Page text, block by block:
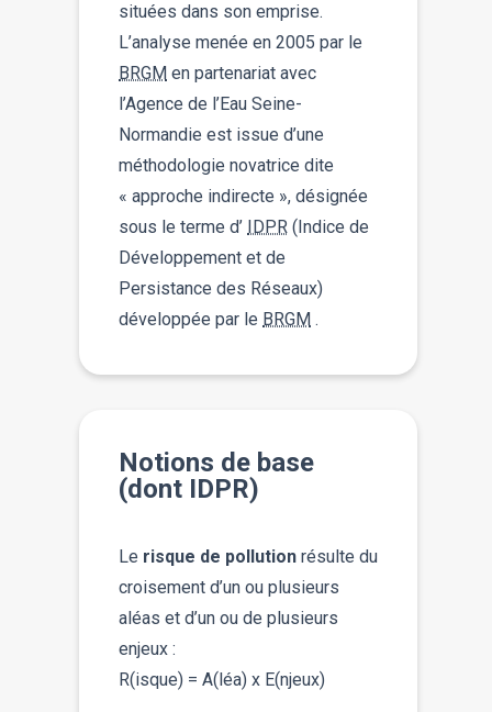
situées dans son emprise.
L’analyse menée en 2005 par le
BRGM en partenariat avec
l’Agence de l’Eau Seine-
Normandie est issue d’une
méthodologie novatrice dite
« approche indirecte », désignée
sous le terme d’ IDPR (Indice de
Développement et de
Persistance des Réseaux)
développée par le BRGM .
Notions de base
(dont IDPR)
Le risque de pollution résulte du
croisement d’un ou plusieurs
aléas et d’un ou de plusieurs
enjeux :
R(isque) = A(léa) x E(njeux)